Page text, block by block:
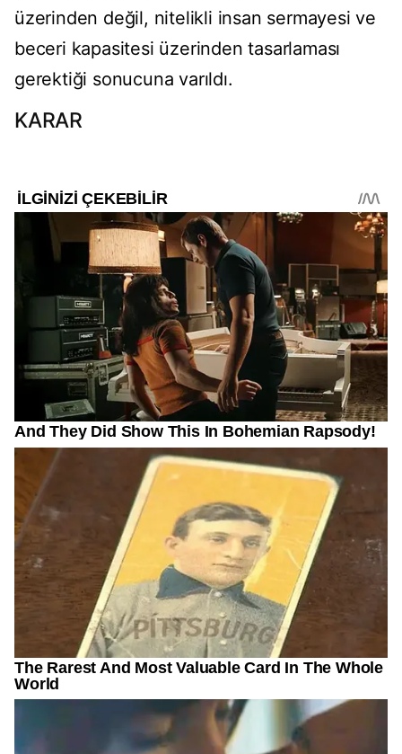
üzerinden değil, nitelikli insan sermayesi ve
beceri kapasitesi üzerinden tasarlaması
gerektiği sonucuna varıldı.
KARAR